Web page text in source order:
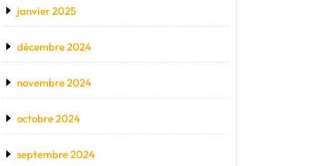
janvier 2025
décembre 2024
novembre 2024
octobre 2024
septembre 2024